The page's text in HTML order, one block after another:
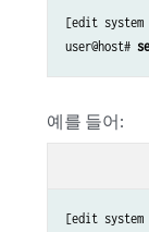
[edit system
user@host#
예를 들어:
[edit system